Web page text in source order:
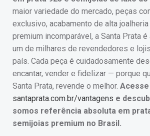
maior variedade do mercado, peças
exclusivo, acabamento de alta
premium incomparável, a Santa Prata
um de milhares de revendedores e
país. Cada peça é cuidadosamente
encantar, vender e fidelizar — porque
Santa Prata, revende o melhor.
santaprata.com.br/vantagens e
somos referência absoluta em
semijoias premium no Brasil.